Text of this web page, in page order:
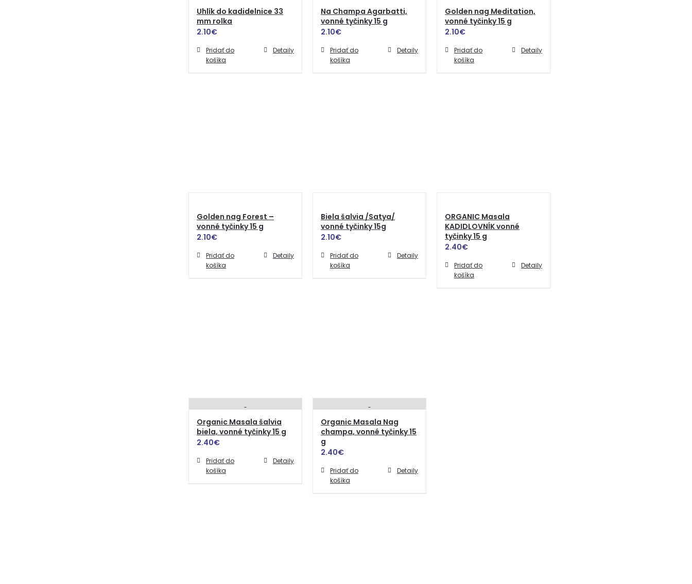
Uhlík do kadidelnice 33
mm rolka
2.10€
Pridať do
košíka
Detaily
Na Champa Agarbatti,
vonné tyčinky 15 g
2.10€
Pridať do
košíka
Detaily
Golden nag Meditation,
vonné tyčinky 15 g
2.10€
Pridať do
košíka
Detaily
Golden nag Forest –
vonné tyčinky 15 g
2.10€
Pridať do
košíka
Detaily
Biela šalvia /Satya/
vonné tyčinky 15g
2.10€
Pridať do
košíka
Detaily
ORGANIC Masala
KADIDLOVNÍK vonné
tyčinky 15 g
2.40€
Pridať do
košíka
Detaily
Organic Masala šalvia
biela, vonné tyčinky 15 g
2.40€
Pridať do
košíka
Detaily
Organic Masala Nag
champa, vonné tyčinky 15
g
2.40€
Pridať do
košíka
Detaily